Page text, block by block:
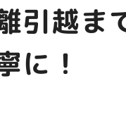
引越ま
に！